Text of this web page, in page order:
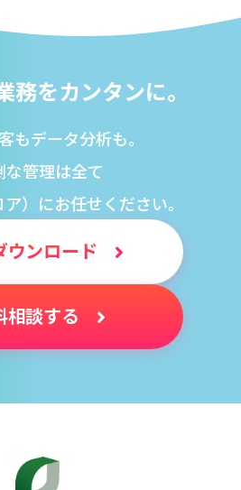
務をカンタンに。
もデータ分析も。
な管理は全て
）にお任せください。
ウンロード
相談する